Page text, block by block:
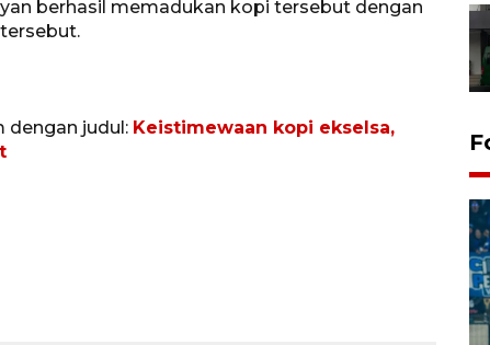
berhasil memadukan kopi tersebut dengan
dengan judul: Keistimewaan kopi ekselsa,